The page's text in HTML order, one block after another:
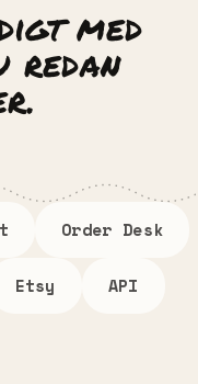
med
redan
Order Desk
Etsy API